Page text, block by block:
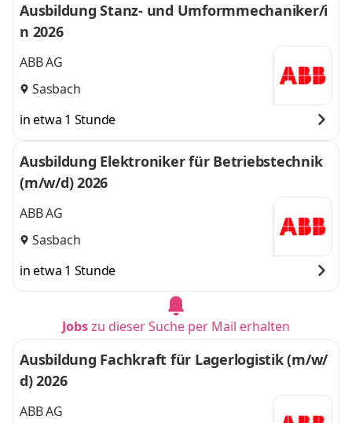
Ausbildung Stanz- und Umformmechaniker/i
n 2026
ABB AG
Sasbach
in etwa 1 Stunde
Ausbildung Elektroniker für Betriebstechnik
(m/w/d) 2026
ABB AG
Sasbach
in etwa 1 Stunde
Jobszu dieser Suche per Mail erhalten
Ausbildung Fachkraft für Lagerlogistik (m/w/
d) 2026
ABB AG